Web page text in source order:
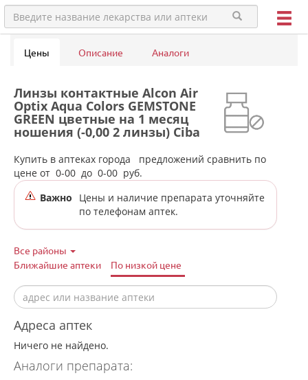
Цены Описание Аналоги
Линзы контактные Alcon Air
Optix Aqua Colors GEMSTONE
GREEN цветные на 1 месяц
ношения (-0,00 2 линзы) Ciba
Тугулыма
Купить в аптеках города
предложений сравнить по
цене от 0-00 до 0-00 руб.
Важно
Цены и наличие препарата уточняйте
по телефонам аптек.
Все районы
Ближайшие аптеки
По низкой цене
Адреса аптек
Ничего не найдено.
Аналоги препарата: